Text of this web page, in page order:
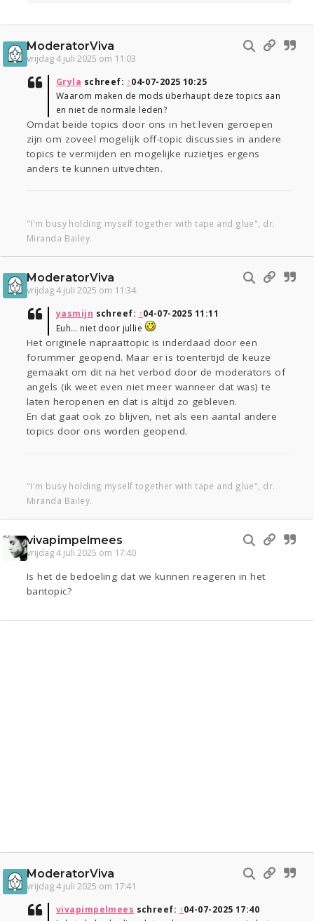
ModeratorViva
vrijdag 4 juli 2025 om 11:03
Gryla schreef: ↑04-07-2025 10:25
Waarom maken de mods überhaupt deze topics aan
en niet de normale leden?
Omdat beide topics door ons in het leven geroepen
zijn om zoveel mogelijk off-topic discussies in andere
topics te vermijden en mogelijke ruzietjes ergens
anders te kunnen uitvechten.
"I'm busy holding myself together with tape and glue", dr.
Miranda Bailey.
ModeratorViva
vrijdag 4 juli 2025 om 11:34
yasmijn schreef: ↑04-07-2025 11:11
Euh… niet door jullie
Het originele napraattopic is inderdaad door een
forummer geopend. Maar er is toentertijd de keuze
gemaakt om dit na het verbod door de moderators of
angels (ik weet even niet meer wanneer dat was) te
laten heropenen en dat is altijd zo gebleven.
En dat gaat ook zo blijven, net als een aantal andere
topics door ons worden geopend.
"I'm busy holding myself together with tape and glue", dr.
Miranda Bailey.
vivapimpelmees
vrijdag 4 juli 2025 om 17:40
Is het de bedoeling dat we kunnen reageren in het
bantopic?
ModeratorViva
vrijdag 4 juli 2025 om 17:41
vivapimpelmees schreef: ↑04-07-2025 17:40